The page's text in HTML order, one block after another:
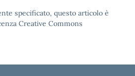
specificato, questo articolo è
Creative Commons